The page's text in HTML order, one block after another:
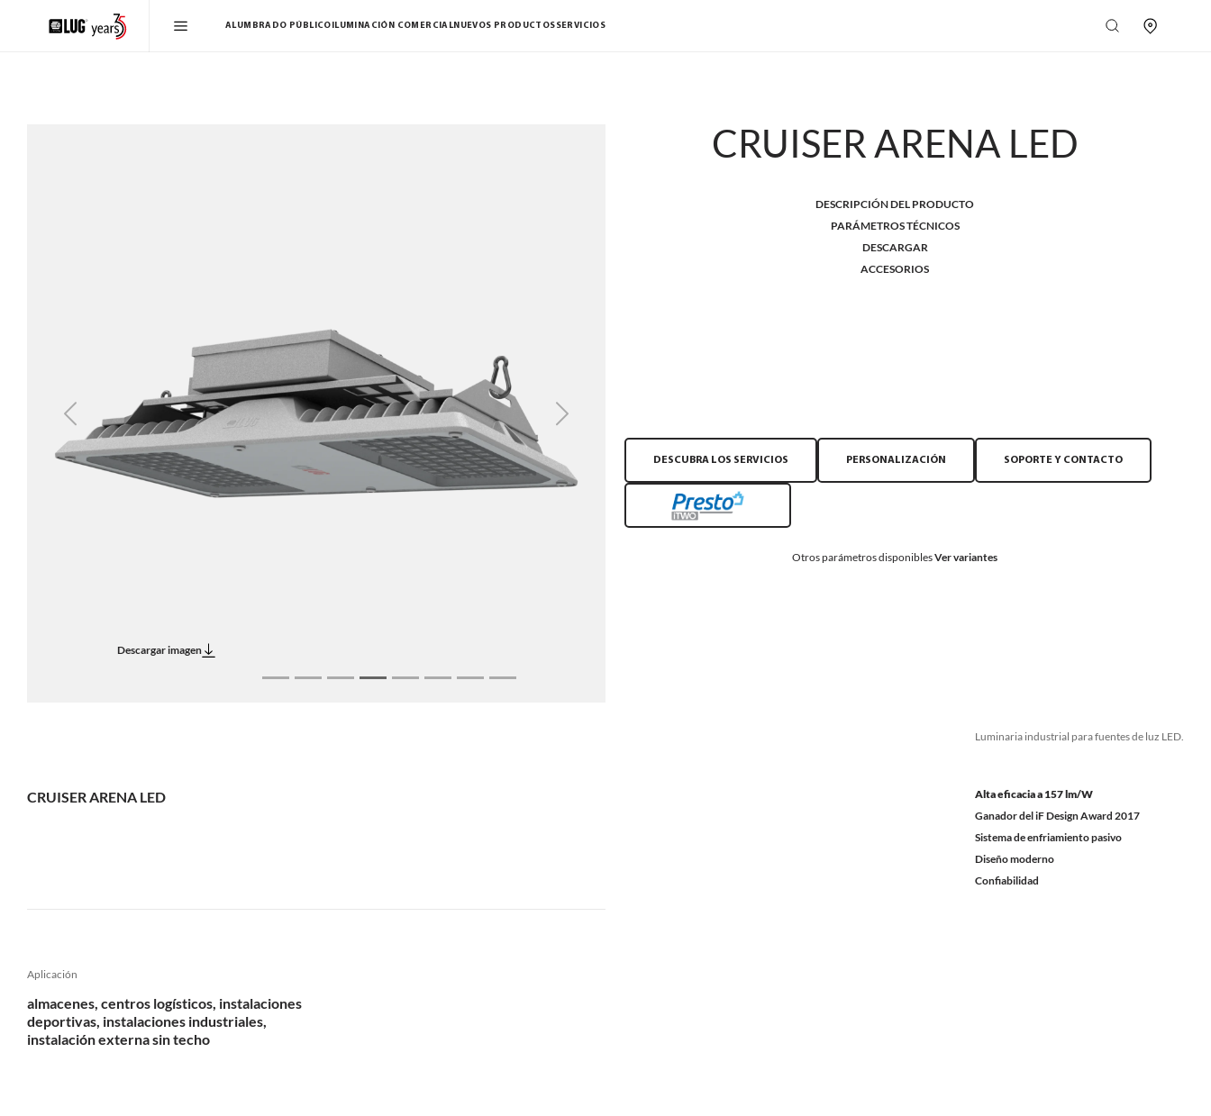
ALUMBRADO PÚBLICO ILUMINACIÓN COMERCIALNUEVOS PRODUCTOSSERVICIOS
Previous Next
Descargar imagen
CRUISER ARENA LED
DESCRIPCIÓN DEL PRODUCTO
PARÁMETROS TÉCNICOS
DESCARGAR
ACCESORIOS
DESCUBRA LOS SERVICIOS PERSONALIZACIÓN SOPORTE Y CONTACTO
Otros parámetros disponiblesVer variantes
CRUISER ARENA LED
Luminaria industrial para fuentes de luz LED.
Alta eficacia a 157 lm/W
Ganador del iF Design Award 2017
Sistema de enfriamiento pasivo
Diseño moderno
Confiabilidad
Aplicación
almacenes, centros logísticos, instalaciones
deportivas, instalaciones industriales,
instalación externa sin techo